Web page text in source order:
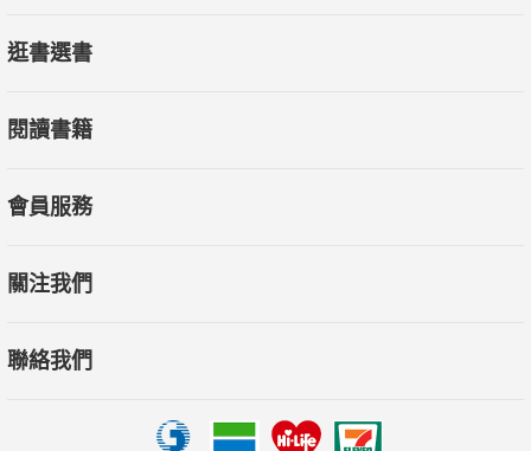
逛書選書
閱讀書籍
會員服務
關注我們
聯絡我們